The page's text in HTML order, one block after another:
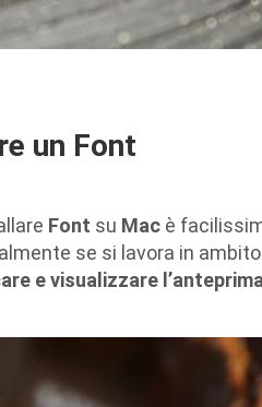
un Font
Font su Mac è
se si lavora in
e visualizzare